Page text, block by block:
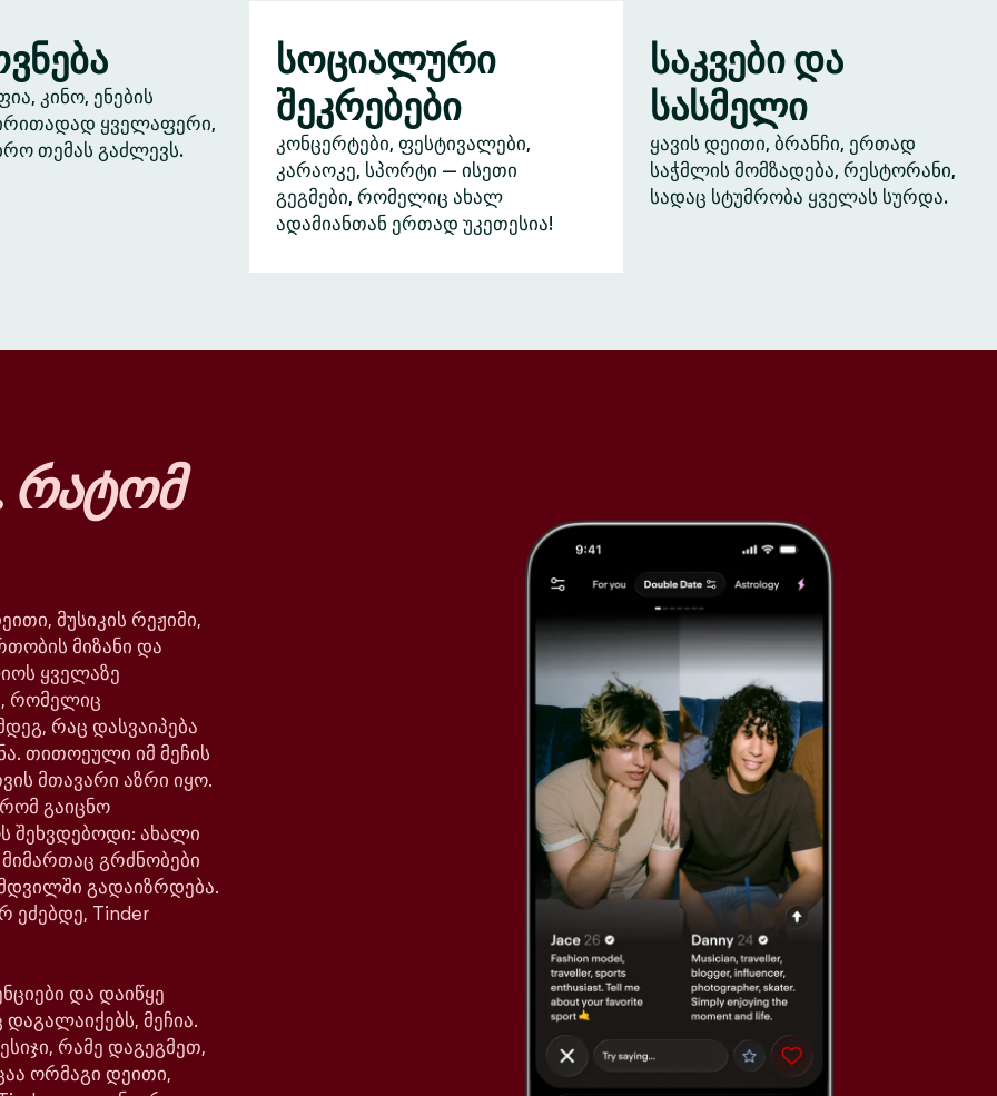
კინო, ენების
ყველაფერი,
თემას გაძლევს.
სოციალური
შეკრებები
კონცერტები, ფესტივალები,
კარაოკე, სპორტი — ისეთი
გეგმები, რომელიც ახალ
ადამიანთან ერთად უკეთესია!
საკვები და
სასმელი
ყავის დეითი, ბრანჩი, ერთად
საჭმლის მომზადება, რესტორანი,
სადაც სტუმრობა ყველას სურდა.
რატომ
მუსიკის რეჟიმი,
მიზანი და
ყველაზე
რომელიც
რაც დასვაიპება
თითოეული იმ მეჩის
მთავარი აზრი იყო.
გაიცნო
შეხვდებოდი: ახალი
გრძნობები
გადაიზრდება.
ეძებდე, Tinder
და დაიწყე
მეჩია.
რამე დაგეგმეთ,
ორმაგი დეითი,